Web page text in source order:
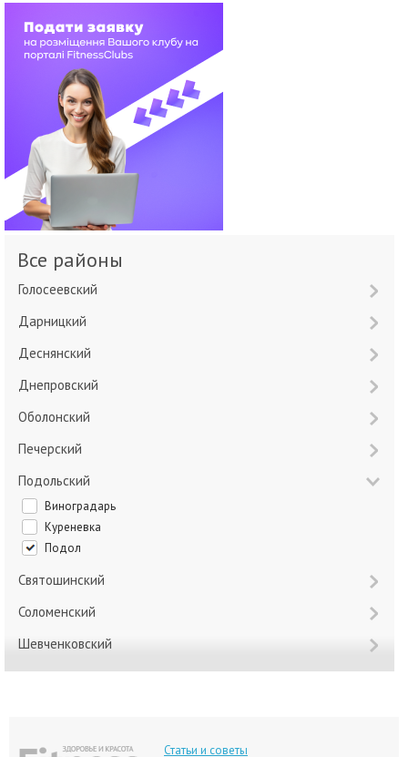
Все районы
Голосеевский
Дарницкий
Деснянский
Днепровский
Оболонский
Печерский
Подольский
Виноградарь
Куреневка
Подол
Святошинский
Соломенский
Шевченковский
Статьи и советы